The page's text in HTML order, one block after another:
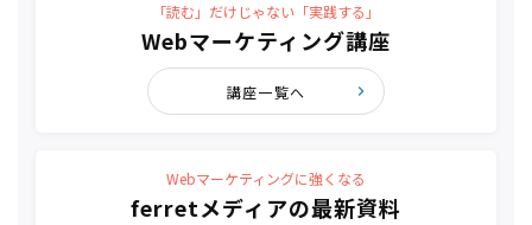
「読む」だけじゃない「実践する」
Webマーケティング講座
講座一覧へ
Webマーケティングに強くなる
ferretメディアの最新資料